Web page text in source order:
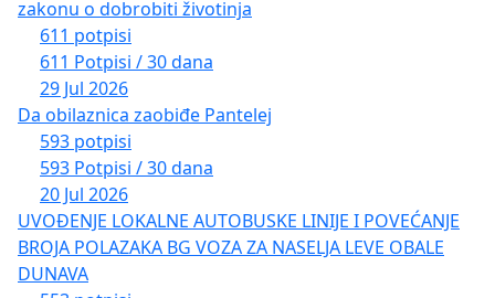
zakonu o dobrobiti životinja
611 potpisi
611 Potpisi / 30 dana
29 Jul 2026
Da obilaznica zaobiđe Pantelej
593 potpisi
593 Potpisi / 30 dana
20 Jul 2026
UVOĐENJE LOKALNE AUTOBUSKE LINIJE I POVEĆANJE
BROJA POLAZAKA BG VOZA ZA NASELJA LEVE OBALE
DUNAVA